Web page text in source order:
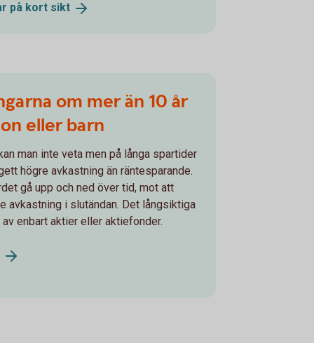
på kort sikt
om mer än 10 år
eller barn
man inte veta men på långa spartider
högre avkastning än räntesparande.
gå upp och ned över tid, mot att
avkastning i slutändan. Det långsiktiga
enbart aktier eller aktiefonder.